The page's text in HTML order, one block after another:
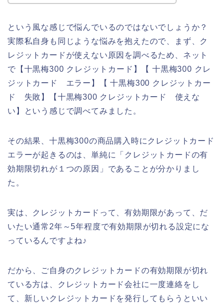
という風な感じで悩んでいるのではないでしょうか？
実際私自身も同じような悩みを抱えたので、まず、ク
レジットカードが使えない原因を調べるため、ネット
で【十黒梅300 クレジットカード】【 十黒梅300 クレ
ジットカード エラー】【 十黒梅300 クレジットカー
ド 失敗】【十黒梅300 クレジットカード 使えな
い】という感じで調べてみました。
その結果、十黒梅300の商品購入時にクレジットカード
エラーが起きるのは、単純に「クレジットカードの有
効期限切れが１つの原因」であることが分かりまし
た。
実は、クレジットカードって、有効期限があって、だ
いたい通常2年～5年程度で有効期限が切れる設定にな
っているんですよね♪
だから、ご自身のクレジットカードの有効期限が切れ
ている方は、クレジットカード会社に一度連絡をし
て、新しいクレジットカードを発行してもらうといい